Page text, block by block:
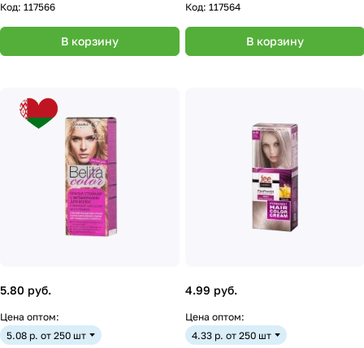
Код: 117566
В корзину
Код: 117564
В корзину
5.80 руб.
Цена оптом:
5.08 р. от 250 шт
4.99 руб.
Цена оптом:
4.33 р. от 250 шт